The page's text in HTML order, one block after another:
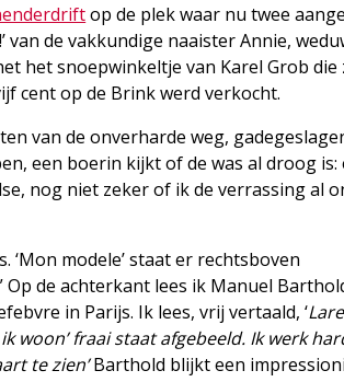
op de plek waar nu twee
de vakkundige naaister Annie,
het snoepwinkeltje van Karel Grob die
cent op de Brink werd verkocht.
van de onverharde weg,
een boerin kijkt of de was al droog is:
nog niet zeker of ik de verrassing al
modele’ staat er rechtsboven
Op de achterkant lees ik Manuel
in Parijs. Ik lees, vrij vertaald, ‘
woon’ fraai staat afgebeeld. Ik werk
te zien’Barthold blijkt een